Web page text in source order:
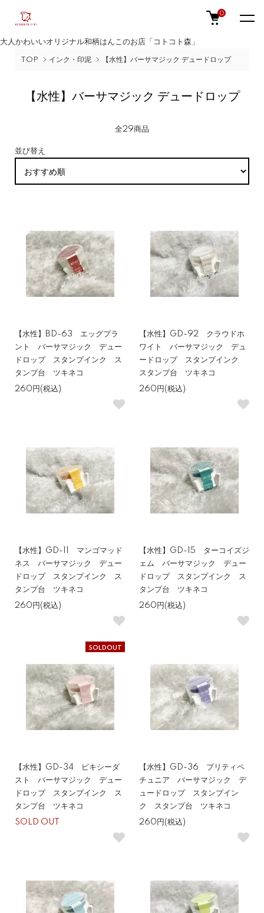
大人かわいいオリジナル和柄はんこのお店「コトコト森」
0
TOP インク・印泥 【水性】バーサマジック デュードロップ
【水性】バーサマジック デュードロップ
全29商品
並び替え
【水性】BD-63 エッグプラ
ント バーサマジック デュー
ドロップ スタンプインク ス
タンプ台 ツキネコ
260円(税込)
【水性】GD-92 クラウドホ
ワイト バーサマジック デュ
ードロップ スタンプインク
スタンプ台 ツキネコ
260円(税込)
【水性】GD-11 マンゴマッド
ネス バーサマジック デュー
ドロップ スタンプインク ス
タンプ台 ツキネコ
260円(税込)
【水性】GD-15 ターコイズジ
ェム バーサマジック デュー
ドロップ スタンプインク ス
タンプ台 ツキネコ
260円(税込)
SOLDOUT
【水性】GD-34 ピキシーダ
スト バーサマジック デュー
ドロップ スタンプインク ス
タンプ台 ツキネコ
SOLD OUT
【水性】GD-36 プリティペ
チュニア バーサマジック デ
ュードロップ スタンプイン
ク スタンプ台 ツキネコ
260円(税込)